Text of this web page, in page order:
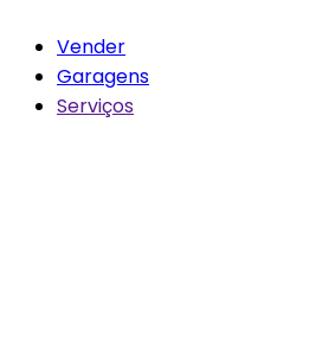
Vender
Garagens
Serviços